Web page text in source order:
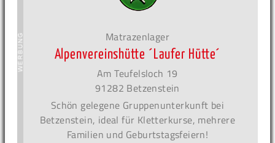
Matrazenlager
Alpenvereinshütte ´Laufer Hütte´
Am Teufelsloch 19
91282 Betzenstein
Schön gelegene Gruppenunterkunft bei
Betzenstein, ideal für Kletterkurse, mehrere
Familien und Geburtstagsfeiern!